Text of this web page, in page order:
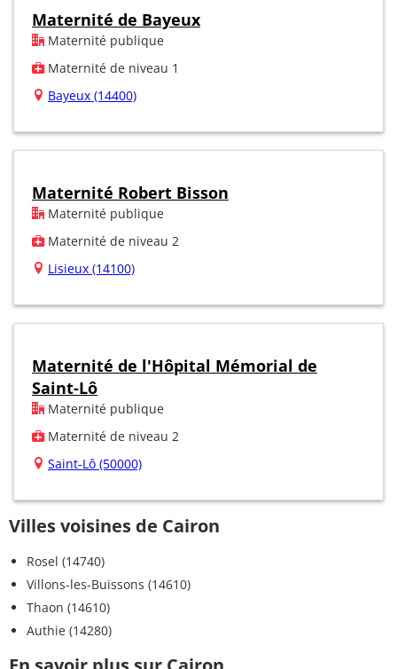
Maternité de Bayeux
Maternité publique
Maternité de niveau 1
Bayeux (14400)
Maternité Robert Bisson
Maternité publique
Maternité de niveau 2
Lisieux (14100)
Maternité de l'Hôpital Mémorial de
Saint-Lô
Maternité publique
Maternité de niveau 2
Saint-Lô (50000)
Villes voisines de Cairon
Rosel (14740)
Villons-les-Buissons (14610)
Thaon (14610)
Authie (14280)